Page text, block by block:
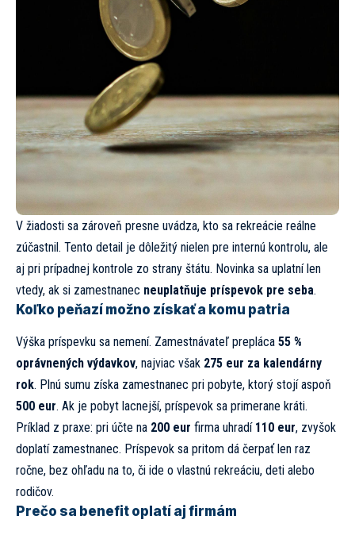
V žiadosti sa zároveň presne uvádza, kto sa rekreácie reálne
zúčastnil. Tento detail je dôležitý nielen pre internú kontrolu, ale
aj pri prípadnej kontrole zo strany štátu. Novinka sa uplatní len
vtedy, ak si zamestnanec neuplatňuje príspevok pre seba.
Koľko peňazí možno získať a komu patria
Výška príspevku sa nemení. Zamestnávateľ prepláca 55 %
oprávnených výdavkov, najviac však 275 eur za kalendárny
rok. Plnú sumu získa zamestnanec pri pobyte, ktorý stojí aspoň
500 eur. Ak je pobyt lacnejší, príspevok sa primerane kráti.
Príklad z praxe: pri účte na 200 eur firma uhradí 110 eur, zvyšok
doplatí zamestnanec. Príspevok sa pritom dá čerpať len raz
ročne, bez ohľadu na to, či ide o vlastnú rekreáciu, deti alebo
rodičov.
Prečo sa benefit oplatí aj firmám